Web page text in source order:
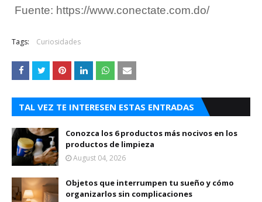
Fuente: https://www.conectate.com.do/
Tags: Curiosidades
TAL VEZ TE INTERESEN ESTAS ENTRADAS
Conozca los 6 productos más nocivos en los
productos de limpieza
August 04, 2026
Objetos que interrumpen tu sueño y cómo
organizarlos sin complicaciones